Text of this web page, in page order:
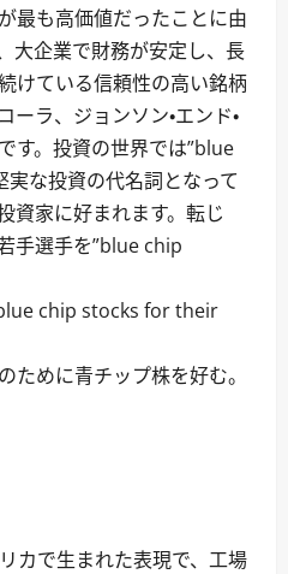
最も高価値だったことに由
大企業で財務が安定し、長
けている信頼性の高い銘柄
ーラ、ジョンソン・エンド・
す。投資の世界では”blue
な投資の代名詞となって
資家に好まれます。転じ
手選手を”blue chip
chip stocks for their
ために青チップ株を好む。
カで生まれた表現で、工場